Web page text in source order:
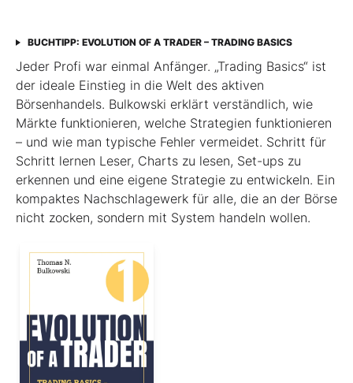
BUCHTIPP: EVOLUTION OF A TRADER – TRADING BASICS
Jeder Profi war einmal Anfänger. „Trading Basics“ ist
der ideale Einstieg in die Welt des aktiven
Börsenhandels. Bulkowski erklärt verständlich, wie
Märkte funktionieren, welche Strategien funktionieren
– und wie man typische Fehler vermeidet. Schritt für
Schritt lernen Leser, Charts zu lesen, Set-ups zu
erkennen und eine eigene Strategie zu entwickeln. Ein
kompaktes Nachschlagewerk für alle, die an der Börse
nicht zocken, sondern mit System handeln wollen.